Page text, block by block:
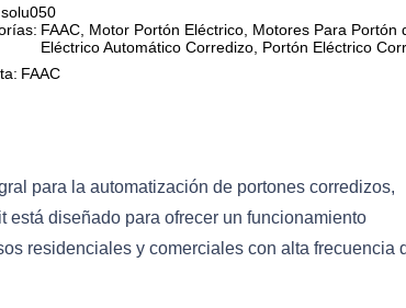
solu050
FAAC Motor Portón Eléctrico Motores Para Portón
Eléctrico Automático Corredizo Portón Eléctrico
FAAC
para la automatización de portones corredizos,
está diseñado para ofrecer un funcionamiento
residenciales y comerciales con alta frecuencia